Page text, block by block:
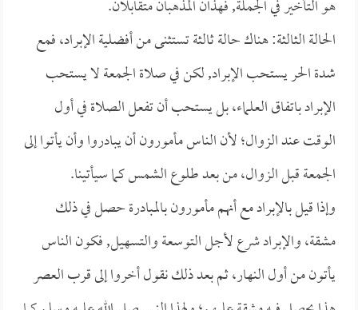
هو التأخير في الجملة, فهذان المذهبان متقابلان.
الحالة الثالثة: هناك حالة ثالثة تستثنى من أفضلية الإبراد، فمع
شدة الحر يستحب الإبراد, لكن في صلاة الجمعة لا يستحب
الإبراد باتفاق العلماء، بل يستحب أن تفعل الصلاة في أول
الوقت عند الزوال؛ لأن الناس مأمورون أن يبادروا وأن يأتوا إلى
الجمعة قبل الزوال، من بعد طلوع الشمس كما سيأتينا.
وإذا قيل بالإبراد مع أنهم مأمورون بالمبادرة حصل في ذلك
مشقة، والإبراد شرع لأجل التوسعة والتسهيل, فكون الناس
يأتون من أول النهار، ثم بعد ذلك نقول أخروا إلى قرب العصر